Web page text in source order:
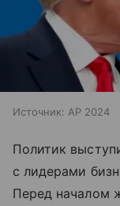
Источник: AP 2024
Политик
с лидерами
Перед началом